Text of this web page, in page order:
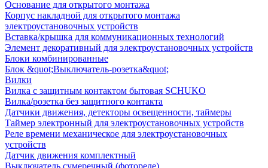
Основание для открытого монтажа
Корпус накладной для открытого монтажа
электроустановочных устройств
Вставка/крышка для коммуникационных технологий
Элемент декоративный для электроустановочных устройств
Блоки комбинированные
Блок &quot;Выключатель-розетка&quot;
Вилки
Вилка с защитным контактом бытовая SCHUKO
Вилка/розетка без защитного контакта
Датчики движения, детекторы освещенности, таймеры
Таймер электронный для электроустановочных устройств
Реле времени механическое для электроустановочных
устройств
Датчик движения комплектный
Выключатель сумеречный (фотореле)